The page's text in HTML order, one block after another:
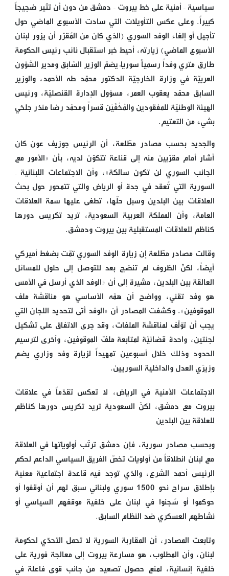
سياسية – أمنية على خط بيروت – دمشق من دون أن تثير ضجيجاً
كبيراً. وعلى عكس التأويلات التي سادت الأسبوع الماضي حول
تأجيل أو إلغاء الوفد السوري (الذي كان من المُقرّر أن يزور لبنان
الأسبوع الماضي) زيارته، أحيط خبر استقبال نائب رئيس الحكومة
طارق متري وفداً رسمياً سورياً يضمّ الوزير السّابق ومدير الشؤون
العربيّة في وزارة الخارجيّة الدكتور محمّد طه الأحمد، والوزير
السابق محمّد يعقوب العمر، مسؤول الإدارة القنصليّة، ورئيس
الهيئة الوطنيّة للمفقودين والمُخْفَيْن قسراً ومحمّد رضا منذر جلخي
بشيء من التعتيم.
والجديد بحسب مصادر مطّلعة، أن الرئيس جوزيف عون كان
أشار أمام مقرّبين منه إلى قناعة تتكوّن لديه، بأن «الأمور مع
الجانب السوري لن تكون سالكة»، وأن الاجتماعات اللبنانية –
السورية التي تُعقد في جدة أو الرياض والتي تتمحور حول بحث
العلاقات بين البلدين وسبل حلّها، تطغى عليها سمة العلاقات
العامة، وأن المملكة العربية السعودية، تريد تكريس دورها
كناظم للعلاقات المستقبلية بين بيروت ودمشق.
وقالت مصادر مطّلعة إن زيارة الوفد السوري تمّت بضغط أميركي
أيضاً، لكنّ الظروف لم تنضج بعد للتوصل إلى حلول للمسائل
العالقة بين البلدين، مشيرة إلى أن «الوفد الذي أُرسل في الأمس
هو وفد تقني، وواضح أن همّه الأساسي هو مناقشة ملف
الموقوفين». وكشفت المصادر أن «الوفد أتى لتحديد اللجان التي
يجب أن تؤلّف لمناقشة الملفات، وقد جرى الاتفاق على تشكيل
لجنتين، واحدة قضائيّة لمتابعة ملفّ الموقوفين، وأخرى لترسيم
الحدود وذلك خلال أسبوعين تمهيداً لزيارة وفد وزاري يضم
وزيرَي العدل والداخلية السوريَّيْن.
الاجتماعات الأمنية في الرياض، لا تعكس تقدّماً في علاقات
بيروت مع دمشق، لكنّ السعودية تريد تكريس دورها كناظم
للعلاقة بين البلدين
وبحسب مصادر سورية، فإن دمشق ترتّب أولوياتها في العلاقة
مع لبنان انطلاقاً من أولويات تخصّ الفريق السياسي الداعم لحكم
الرئيس أحمد الشرع، والذي توجد فيه قاعدة اجتماعية معنية
بإطلاق سراح نحو 1500 سوري ولبناني سبق لهم أن أوقفوا أو
حوكموا أو سُجنوا في لبنان على خلفية موقفهم السياسي أو
نشاطهم العسكري ضد النظام السابق.
وتابعت المصادر، أن المقاربة السورية لا تحمل التحدّي لحكومة
لبنان، وأن المطلوب، هو مسارعة بيروت إلى معالجة فورية على
خلفية إنسانية، لمنع حصول تصعيد من جانب قوى فاعلة في